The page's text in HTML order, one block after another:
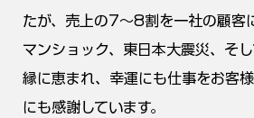
たが、売上の7～8割を一社の顧客
マンショック、東日本大震災、そ
縁に恵まれ、幸運にも仕事をお客
にも感謝しています。